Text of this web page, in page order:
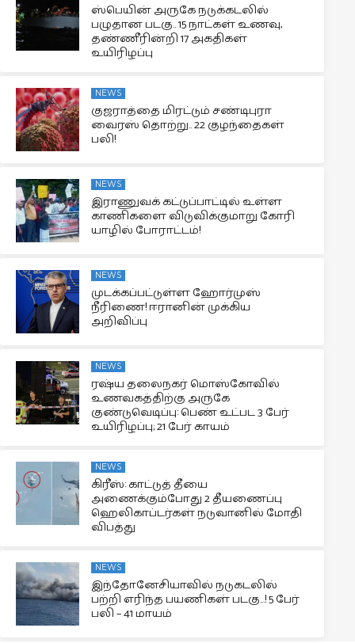
ஸ்பெயின் அருகே நடுக்கடலில்
பழுதான படகு.. 15 நாட்கள் உணவு,
தண்ணீரின்றி 17 அகதிகள்
உயிரிழப்பு
NEWS
குஜராத்தை மிரட்டும் சண்டிபுரா
வைரஸ் தொற்று.. 22 குழந்தைகள்
பலி!
NEWS
இராணுவக் கட்டுப்பாட்டில் உள்ள
காணிகளை விடுவிக்குமாறு கோரி
யாழில் போராட்டம்!
NEWS
முடக்கப்பட்டுள்ள ஹோர்முஸ்
நீரிணை! ஈரானின் முக்கிய
அறிவிப்பு
NEWS
ரஷ்ய தலைநகர் மொஸ்கோவில்
உணவகத்திற்கு அருகே
குண்டுவெடிப்பு: பெண் உட்பட 3 பேர்
உயிரிழப்பு; 21 பேர் காயம்
NEWS
கிரீஸ்: காட்டுத் தீயை
அணைக்கும்போது 2 தீயணைப்பு
ஹெலிகாப்டர்கள் நடுவானில் மோதி
விபத்து
NEWS
இந்தோனேசியாவில் நடுகடலில்
பற்றி எரிந்த பயணிகள் படகு…! 5 பேர்
பலி – 41 மாயம்